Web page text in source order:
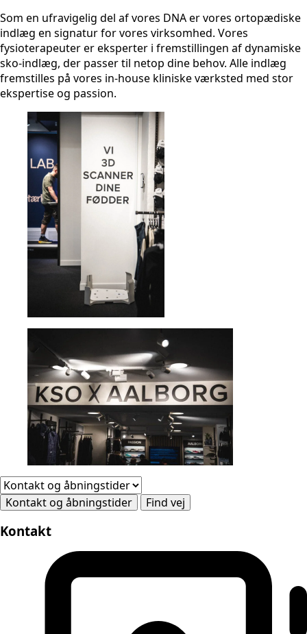
Som en ufravigelig del af vores DNA er vores ortopædiske
indlæg en signatur for vores virksomhed. Vores
fysioterapeuter er eksperter i fremstillingen af dynamiske
sko-indlæg, der passer til netop dine behov. Alle indlæg
fremstilles på vores in-house kliniske værksted med stor
ekspertise og passion.
Kontakt og åbningstider Find vej
Kontakt